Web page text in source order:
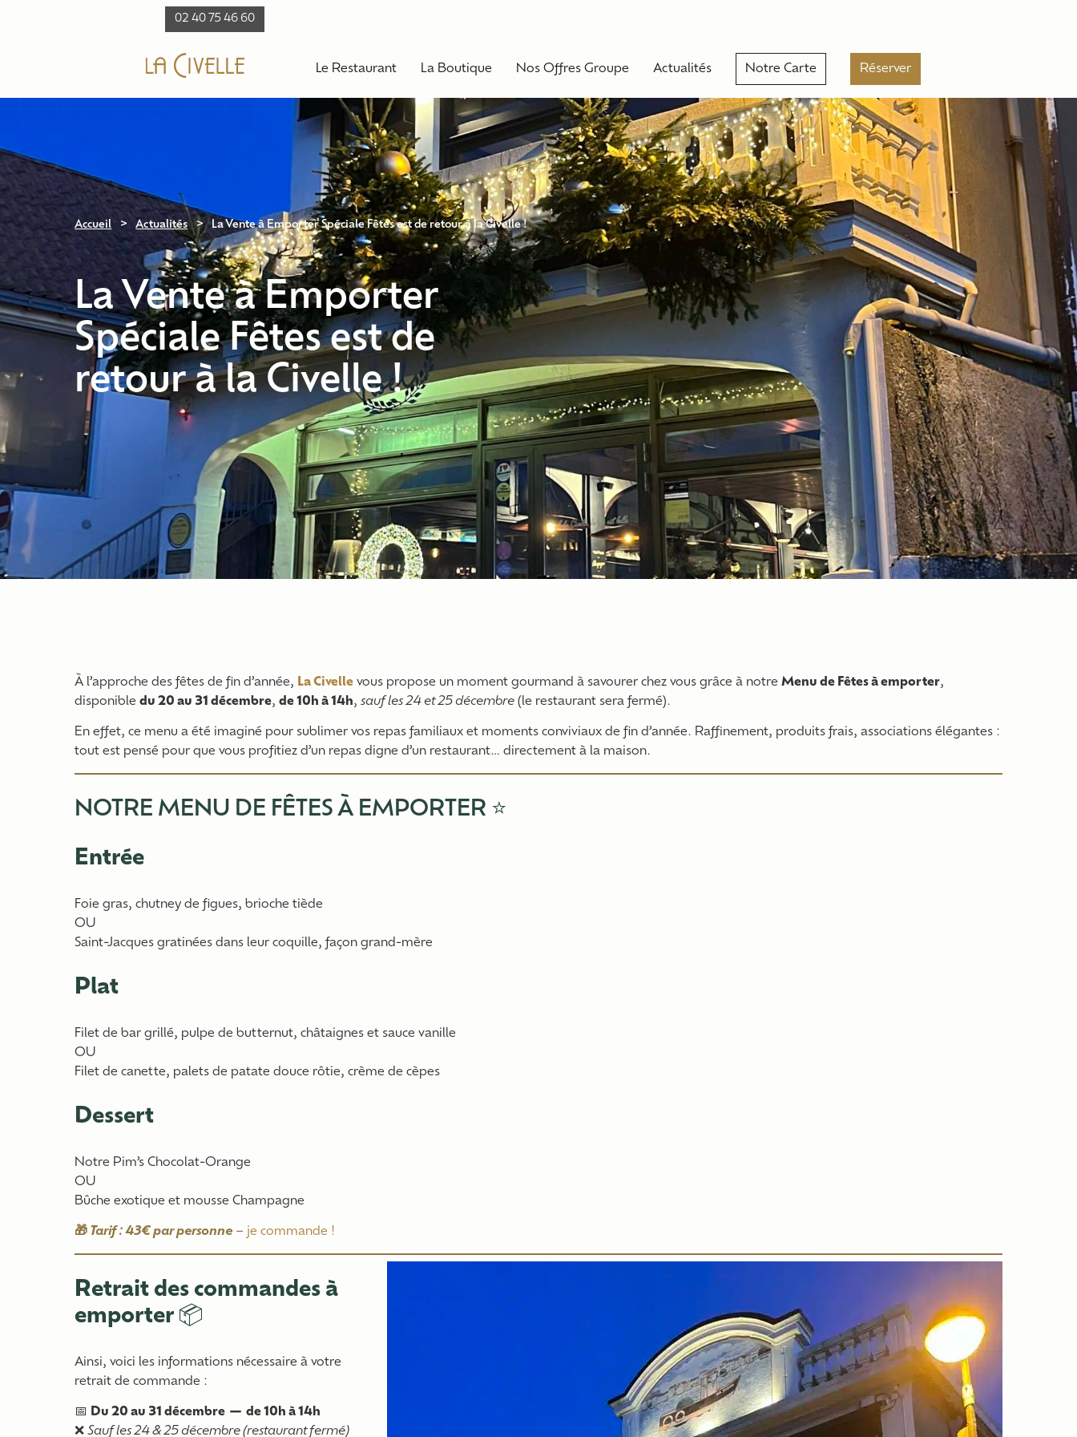
02 40 75 46 60
Le Restaurant La Boutique Nos Offres Groupe Actualités Notre Carte Réserver
Accueil > Actualités > La Vente à Emporter Spéciale Fêtes est de retour à la Civelle !
La Vente à Emporter
Spéciale Fêtes est de
retour à la Civelle !
À l’approche des fêtes de fin d’année, La Civelle vous propose un moment gourmand à savourer chez vous grâce à notreMenu de Fêtes à emporter,
disponibledu 20 au 31 décembre,de 10h à 14h,sauf les 24 et 25 décembre (le restaurant sera fermé).
En effet, ce menu a été imaginé pour sublimer vos repas familiaux et moments conviviaux de fin d’année. Raffinement, produits frais, associations élégantes :
tout est pensé pour que vous profitiez d’un repas digne d’un restaurant… directement à la maison.
NOTRE MENU DE FÊTES À EMPORTER ⭐
Entrée
Foie gras, chutney de figues, brioche tiède
OU
Saint-Jacques gratinées dans leur coquille, façon grand-mère
Plat
Filet de bar grillé, pulpe de butternut, châtaignes et sauce vanille
OU
Filet de canette, palets de patate douce rôtie, crème de cèpes
Dessert
Notre Pim’s Chocolat-Orange
OU
Bûche exotique et mousse Champagne
🎁 Tarif : 43€ par personne – je commande !
Retrait des commandes à
emporter 📦
Ainsi, voici les informations nécessaire à votre
retrait de commande :
📅 Du 20 au 31 décembre — de 10h à 14h
❌Sauf les 24 & 25 décembre (restaurant fermé)